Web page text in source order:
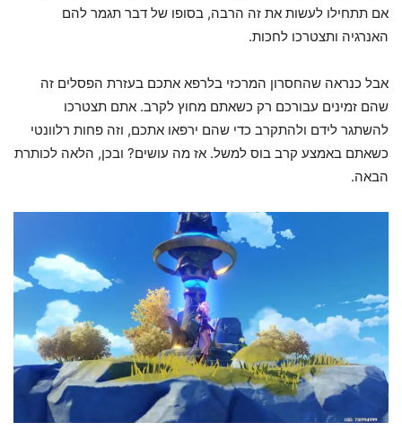
אם תתחילו לעשות את זה הרבה, בסופו של דבר תגמר להם
האנרגיה ותצטרכו לחכות.
אבל כנראה שהחסרון המרכזי בלרפא אתכם בעזרת הפסלים זה
שהם זמינים עבורכם רק כשאתם מחוץ לקרב. אתם תצטרכו
להשתגר לידם ולהתקרב כדי שהם ירפאו אתכם, וזה פחות רלוונטי
כשאתם באמצע קרב בוס למשל. אז מה עושים? ובכן, הלאה לכותרת
הבאה.